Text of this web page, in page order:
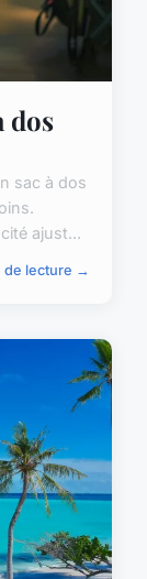
dos
sac à dos
ajust...
de lecture →